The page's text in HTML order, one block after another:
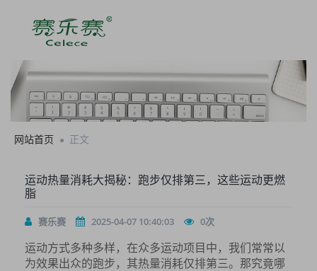
网站首页 正文
运动热量消耗大揭秘：跑步仅排第三，这些运动更燃
脂
赛乐赛 2025-04-07 10:40:03 0次
运动方式多种多样，在众多运动项目中，我们常常以
为效果出众的跑步，其热量消耗仅排第三。那究竟哪